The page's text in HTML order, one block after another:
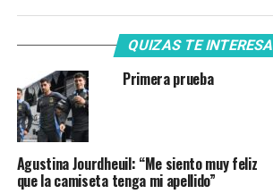
QUIZAS TE INTERESA
Primera prueba
Agustina Jourdheuil: “Me siento muy feliz
que la camiseta tenga mi apellido”